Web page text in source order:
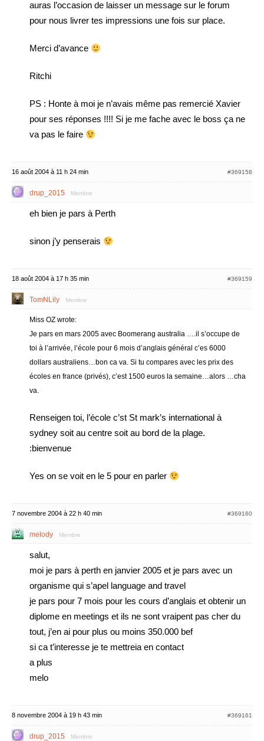
auras l’occasion de laisser un message sur le forum
pour nous livrer tes impressions une fois sur place.
Merci d’avance
Ritchi
PS : Honte à moi je n’avais même pas remercié Xavier
pour ses réponses !!!! Si je me fache avec le boss ça ne
va pas le faire
16 août 2004 à 11 h 24 min #369158
drup_2015 Membre
eh bien je pars à Perth
sinon j’y penserais
18 août 2004 à 17 h 35 min #369159
TomNLily Membre
Miss OZ wrote:
Je pars en mars 2005 avec Boomerang australia ….il s’occupe de
toi à l’arrivée, l’école pour 6 mois d’anglais général c’es 6000
dollars australiens…bon ca va. Si tu compares avec les prix des
écoles en france (privés), c’est 1500 euros la semaine…alors …cha
va.
Renseigen toi, l’école c’st St mark’s international à
sydney soit au centre soit au bord de la plage.
:bienvenue
Yes on se voit en le 5 pour en parler
7 novembre 2004 à 22 h 40 min #369160
melody Membre
salut,
moi je pars à perth en janvier 2005 et je pars avec un
organisme qui s’apel language and travel
je pars pour 7 mois pour les cours d’anglais et obtenir un
diplome en meetings et ils ne sont vraipent pas cher du
tout, j’en ai pour plus ou moins 350.000 bef
si ca t’interesse je te mettreia en contact
a plus
melo
8 novembre 2004 à 19 h 43 min #369161
drup_2015 Membre